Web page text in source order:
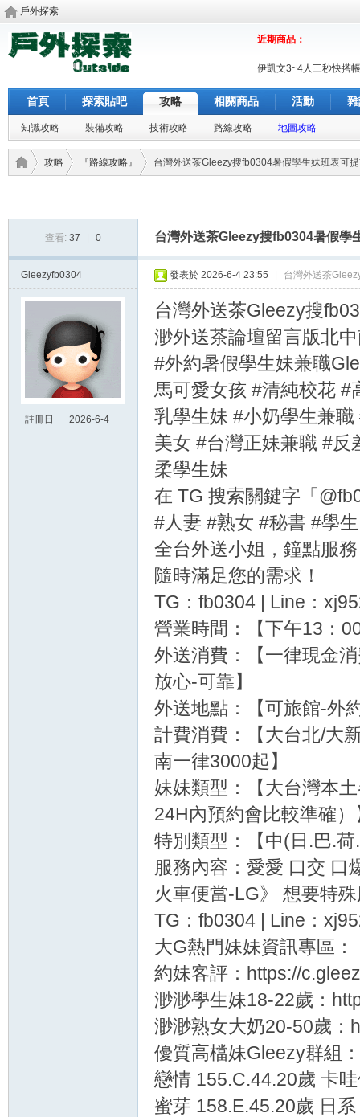
戶外探索
近期商品：
伊凱文3~4人三秒快搭
首頁 探索貼吧 攻略 相關商品 活動
知識攻略 裝備攻略 技術攻略 路線攻略 地圖攻略
攻略 『路線攻略』 台灣外送茶Gleezy搜fb0304暑假學生妹班表可
查看: 37 0 台灣外送茶Gleezy搜fb0304暑假學
Gleezyfb0304
註冊日
2026-6-4
發表於 2026-6-4 23:55 台灣外送茶
台灣外送茶Gleezy搜
渺外送茶論壇留言版北
#外約暑假學生妹兼職
馬可愛女孩 #清純校花 #
乳學生妹 #小奶學生兼
美女 #台灣正妹兼職 #反
柔學生妹
在 TG 搜索關鍵字「
#人妻 #熟女 #秘書 #學
全台外送小姐，鐘點服
隨時滿足您的需求！
TG：fb0304 | Line：
營業時間：【下午13：
外送消費：【一律現金
放心-可靠】
外送地點：【可旅館-外
計費消費：【大台北/大
南一律3000起】
妹妹類型：【大台灣本
24H內預約會比較準確）
特別類型：【中(日.巴.
服務內容：愛愛 口交 口
火車便當-LG》 想要特
TG：fb0304 | Line：
大G熱門妹妹資訊專區：
約妹客評：https://
渺渺學生妹18-22歲：
渺渺熟女大奶20-50歲：
優質高檔妹Gleezy群組
戀情 155.C.44.20歲 卡
蜜芽 158.E.45.20歲 日